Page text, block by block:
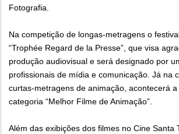
Fotografia.
Na competição de longas-metragens o
“Trophée Regard de la Presse”, que visa
produção audiovisual e será designado por
profissionais de mídia e comunicação. Já na
curtas-metragens de animação, acontecerá
categoria “Melhor Filme de Animação”.
Além das exibições dos filmes no Cine Santa